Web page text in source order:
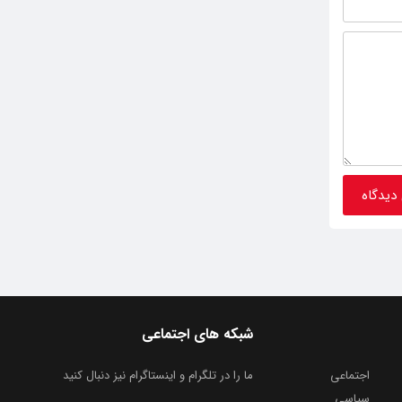
شبکه های اجتماعی
ما را در تلگرام و اینستاگرام نیز دنبال کنید
اجتماعی